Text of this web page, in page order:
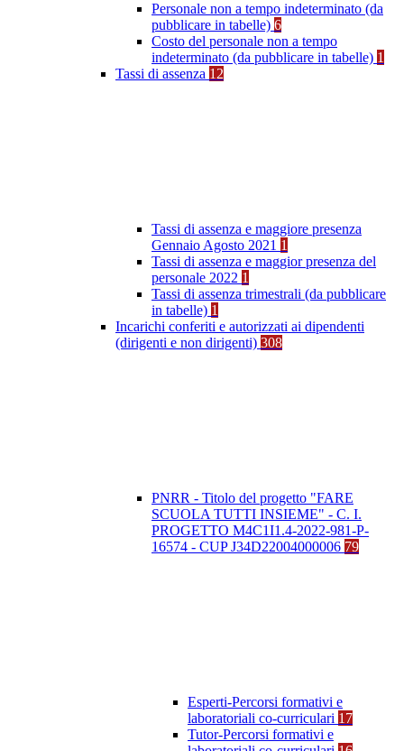
Personale non a tempo indeterminato (da
pubblicare in tabelle) 6
Costo del personale non a tempo
indeterminato (da pubblicare in tabelle) 1
Tassi di assenza 12
Tassi di assenza e maggiore presenza
Gennaio Agosto 2021 1
Tassi di assenza e maggior presenza del
personale 2022 1
Tassi di assenza trimestrali (da pubblicare
in tabelle) 1
Incarichi conferiti e autorizzati ai dipendenti
(dirigenti e non dirigenti) 308
PNRR - Titolo del progetto "FARE
SCUOLA TUTTI INSIEME" - C. I.
PROGETTO M4C1I1.4-2022-981-P-
16574 - CUP J34D22004000006 79
Esperti-Percorsi formativi e
laboratoriali co-curriculari 17
Tutor-Percorsi formativi e